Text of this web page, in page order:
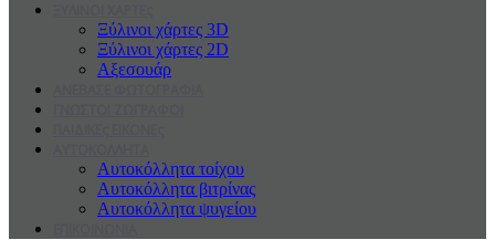
Ξύλινοι χάρτες 3D
Ξύλινοι χάρτες 2D
Αξεσουάρ
Αυτοκόλλητα τοίχου
Αυτοκόλλητα βιτρίνας
Αυτοκόλλητα ψυγείου